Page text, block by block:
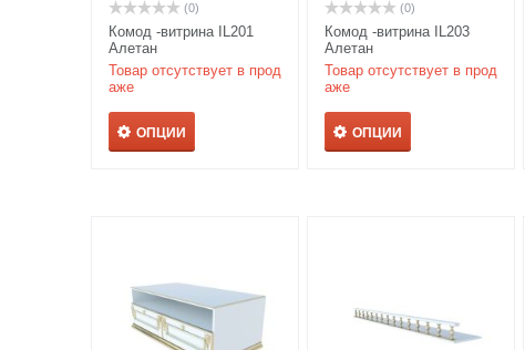
(0)
Комод -витрина IL201
Алетан
Товар отсутствует в прод
аже
ОПЦИИ
(0)
Комод -витрина IL203
Алетан
Товар отсутствует в прод
аже
ОПЦИИ